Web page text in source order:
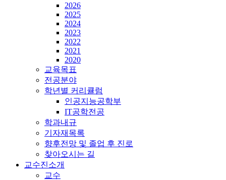
2026
2025
2024
2023
2022
2021
2020
교육목표
전공분야
학년별 커리큘럼
인공지능공학부
IT공학전공
학과내규
기자재목록
향후전망 및 졸업 후 진로
찾아오시는 길
교수진소개
교수